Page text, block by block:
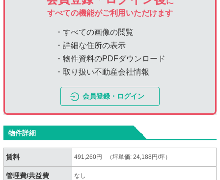
すべての機能がご利用いただけます
・すべての画像の閲覧
・詳細な住所の表示
・物件資料のPDFダウンロード
・取り扱い不動産会社情報
会員登録・ログイン
物件詳細
賃料 491,260円 （坪単価: 24,188円/坪）
管理費/共益費 なし